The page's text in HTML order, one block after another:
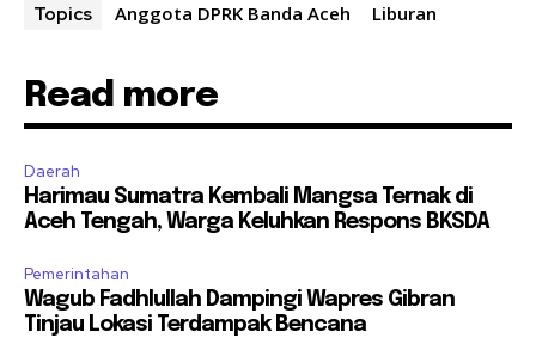
Topics Anggota DPRK Banda Aceh Liburan
Read more
Daerah
Harimau Sumatra Kembali Mangsa Ternak di
Aceh Tengah, Warga Keluhkan Respons BKSDA
Pemerintahan
Wagub Fadhlullah Dampingi Wapres Gibran
Tinjau Lokasi Terdampak Bencana